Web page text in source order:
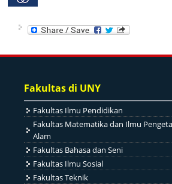
Fakultas di UNY
Fakultas Ilmu Pendidikan
Fakultas Matematika dan Ilmu
Alam
Fakultas Bahasa dan Seni
Fakultas Ilmu Sosial
Fakultas Teknik